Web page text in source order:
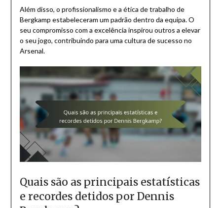
Além disso, o profissionalismo e a ética de trabalho de
Bergkamp estabeleceram um padrão dentro da equipa. O
seu compromisso com a excelência inspirou outros a elevar
o seu jogo, contribuindo para uma cultura de sucesso no
Arsenal.
Quais são as principais estatísticas
e recordes detidos por Dennis